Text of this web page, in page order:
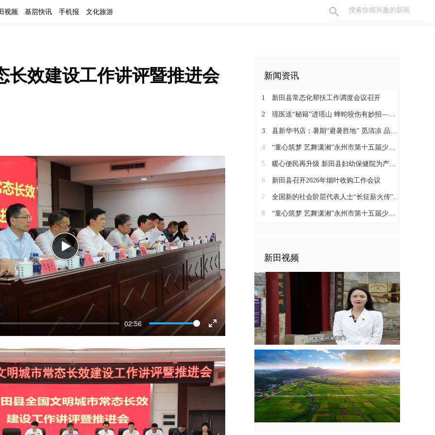
视频 基层快讯 手机报 文化旅游
长效建设工作讲评暨推进会
02:56
Enter
fullscreen
Play
新闻资讯
1 新田县常态化帮扶工作调度会议召开
2 瑶医送“秘籍”进瑶山 蜂蛇咬伤有妙招——新田县起头岭村这场养生讲座接地气又实用
3 县新华书店：暑期“避暑胜地” 觅清凉 品书香
4 “童心筑梦 艺舞潇湘”永州市第十五届少儿音乐舞蹈大赛决赛在新田圆满落幕
5 暖心便民再升级 新田县妇幼保健院为产检孕妇提供免费早餐
6 新田县召开2026年烟叶收购工作会议
7 全国新的社会阶层代表人士“长征薪火传”来新宣介
8 “童心筑梦 艺舞潇湘”永州市第十五届少儿音乐舞蹈大赛新田县选拔赛正式开赛
新田视频